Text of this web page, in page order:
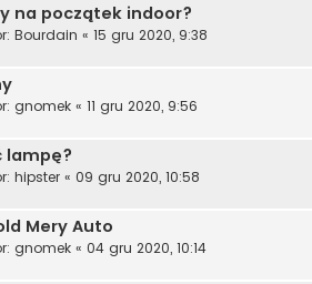
na początek indoor?
Bourdain « 15 gru 2020, 9:38
gnomek « 11 gru 2020, 9:56
lampę?
hipster « 09 gru 2020, 10:58
Mery Auto
gnomek « 04 gru 2020, 10:14